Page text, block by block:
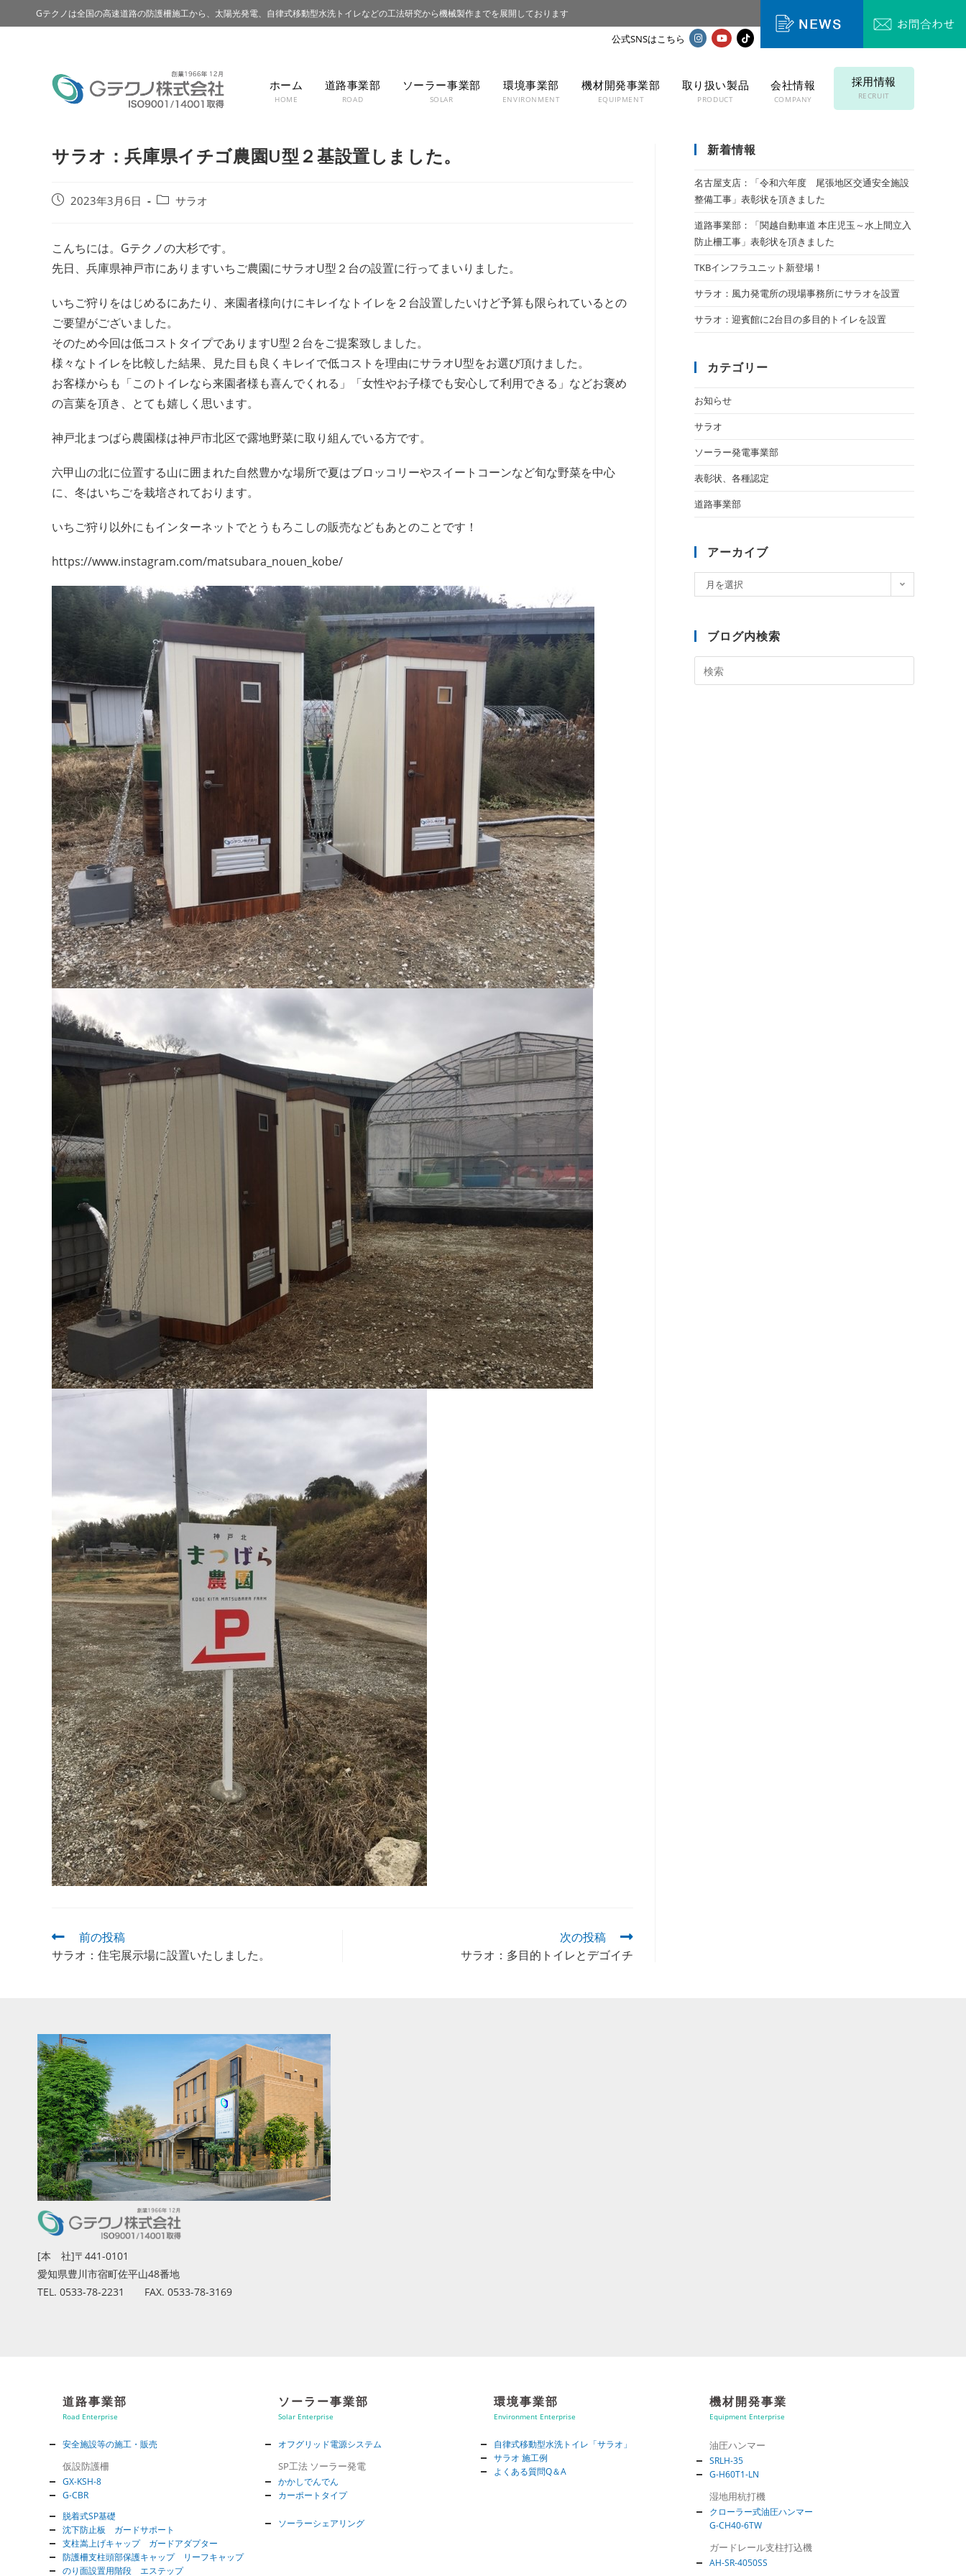
Gテクノは全国の高速道路の防護柵施工から、太陽光発電、自律式移動型水洗トイレなどの工法研究から機械製作までを展開しております
ホーム
HOME
道路事業部
ROAD
ソーラー事業部
SOLAR
環境事業部
ENVIRONMENT
機材開発事業部
EQUIPMENT
取り扱い製品
PRODUCT
会社情報
COMPANY
採用情報
RECRUIT
サラオ：兵庫県イチゴ農園U型２基設置しました。
2023年3月6日 サラオ
こんちには。Gテクノの大杉です。
先日、兵庫県神戸市にありますいちご農園にサラオU型２台の設置に行ってまいりました。
いちご狩りをはじめるにあたり、来園者様向けにキレイなトイレを２台設置したいけど予算も限られているとの
ご要望がございました。
そのため今回は低コストタイプでありますU型２台をご提案致しました。
様々なトイレを比較した結果、見た目も良くキレイで低コストを理由にサラオU型をお選び頂けました。
お客様からも「このトイレなら来園者様も喜んでくれる」「女性やお子様でも安心して利用できる」などお褒め
の言葉を頂き、とても嬉しく思います。
神戸北まつばら農園様は神戸市北区で露地野菜に取り組んでいる方です。
六甲山の北に位置する山に囲まれた自然豊かな場所で夏はブロッコリーやスイートコーンなど旬な野菜を中心
に、冬はいちごを栽培されております。
いちご狩り以外にもインターネットでとうもろこしの販売などもあとのことです！
https://www.instagram.com/matsubara_nouen_kobe/
前の投稿
サラオ：住宅展示場に設置いたしました。
次の投稿
サラオ：多目的トイレとデゴイチ
新着情報
名古屋支店：「令和六年度 尾張地区交通安全施設
整備工事」表彰状を頂きました
道路事業部：「関越自動車道 本庄児玉～水上間立入
防止柵工事」表彰状を頂きました
TKBインフラユニット新登場！
サラオ：風力発電所の現場事務所にサラオを設置
サラオ：迎賓館に2台目の多目的トイレを設置
カテゴリー
お知らせ
サラオ
ソーラー発電事業部
表彰状、各種認定
道路事業部
アーカイブ
月を選択
ブログ内検索
[本 社]〒441-0101
愛知県豊川市宿町佐平山48番地
TEL. 0533-78-2231 FAX. 0533-78-3169
道路事業部
Road Enterprise
安全施設等の施工・販売
仮設防護柵
GX-KSH-8
G-CBR
脱着式SP基礎
沈下防止板 ガードサポート
支柱嵩上げキャップ ガードアダプター
防護柵支柱頭部保護キャップ リーフキャップ
のり面設置用階段 エステップ
ソーラー事業部
Solar Enterprise
オフグリッド電源システム
SP工法 ソーラー発電
かかしでんでん
カーポートタイプ
ソーラーシェアリング
環境事業部
Environment Enterprise
自律式移動型水洗トイレ「サラオ」
サラオ 施工例
よくある質問Q＆A
機材開発事業
Equipment Enterprise
油圧ハンマー
SRLH-35
G-H60T1-LN
湿地用杭打機
クローラー式油圧ハンマー
G-CH40-6TW
ガードレール支柱打込機
AH-SR-4050SS